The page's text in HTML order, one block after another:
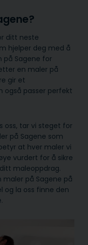
ditt neste
hjelper deg med å
på Sagene for
en maler på
gir et
også passer perfekt
oss, tar vi steget for
på Sagene som
at hver maler vi
vurdert for å sikre
maleoppdrag.
på Sagene på
og la oss finne den